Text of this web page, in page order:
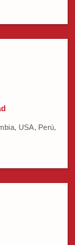
USA, Perú,